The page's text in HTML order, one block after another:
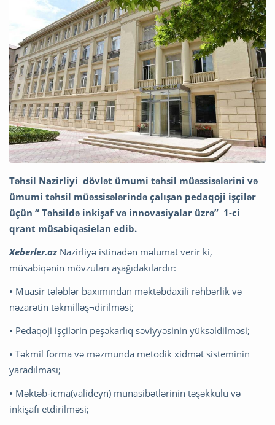
Təhsil Nazirliyi dövlət ümumi təhsil müəssisələrini və
ümumi təhsil müəssisələrində çalışan pedaqoji işçilər
üçün “ Təhsildə inkişaf və innovasiyalar üzrə” 1-ci
qrant müsabiqəsielan edib.
Xeberler.az Nazirliyə istinadən məlumat verir ki,
müsabiqənin mövzuları aşağıdakılardır:
• Müasir tələblər baxımından məktəbdaxili rəhbərlik və
nəzarətin təkmilləş¬dirilməsi;
• Pedaqoji işçilərin peşəkarlıq səviyyəsinin yüksəldilməsi;
• Təkmil forma və məzmunda metodik xidmət sisteminin
yaradılması;
• Məktəb-icma(valideyn) münasibətlərinin təşəkkülü və
inkişafı etdirilməsi;